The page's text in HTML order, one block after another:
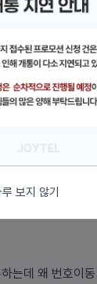
는데 왜 번호이
보지 않기